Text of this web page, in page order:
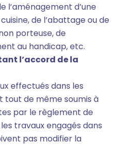
l’aménagement d’une
de l’abattage ou de
porteuse, de
au handicap, etc.
l’accord de la
effectués dans les
tout de même soumis à
par le règlement de
travaux engagés dans
pas modifier la